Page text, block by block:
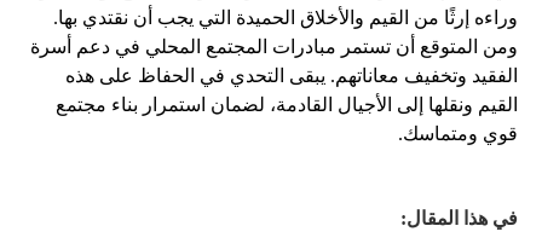
وراءه إرثًا من القيم والأخلاق الحميدة التي يجب أن نقتدي بها.
ومن المتوقع أن تستمر مبادرات المجتمع المحلي في دعم أسرة
الفقيد وتخفيف معاناتهم. يبقى التحدي في الحفاظ على هذه
القيم ونقلها إلى الأجيال القادمة، لضمان استمرار بناء مجتمع
قوي ومتماسك.
في هذا المقال: